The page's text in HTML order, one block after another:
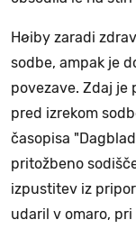
Høiby zaradi
sodbe, ampak je
povezave. Zdaj je
pred izrekom
časopisa
pritožbeno
izpustitev iz
udaril v omaro,